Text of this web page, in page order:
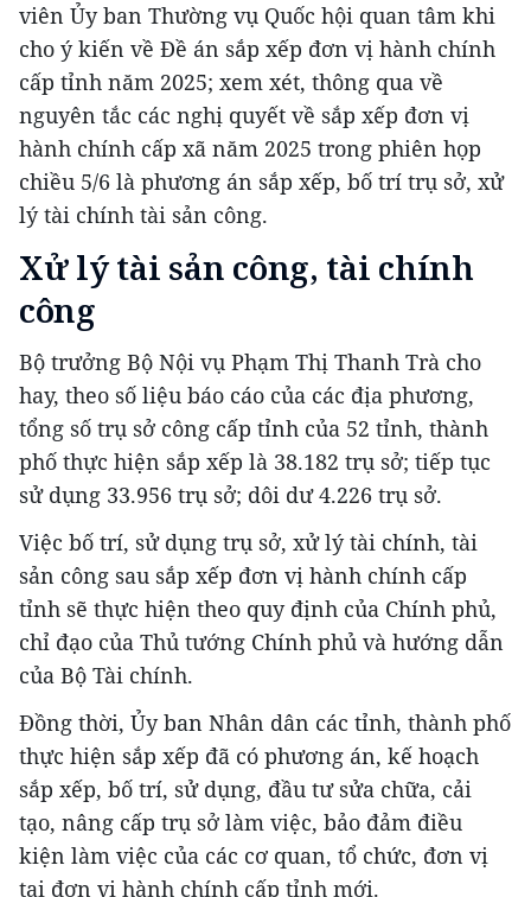
viên Ủy ban Thường vụ Quốc hội quan tâm khi
cho ý kiến về Đề án sắp xếp đơn vị hành chính
cấp tỉnh năm 2025; xem xét, thông qua về
nguyên tắc các nghị quyết về sắp xếp đơn vị
hành chính cấp xã năm 2025 trong phiên họp
chiều 5/6 là phương án sắp xếp, bố trí trụ sở, xử
lý tài chính tài sản công.
Xử lý tài sản công, tài chính
công
Bộ trưởng Bộ Nội vụ Phạm Thị Thanh Trà cho
hay, theo số liệu báo cáo của các địa phương,
tổng số trụ sở công cấp tỉnh của 52 tỉnh, thành
phố thực hiện sắp xếp là 38.182 trụ sở; tiếp tục
sử dụng 33.956 trụ sở; dôi dư 4.226 trụ sở.
Việc bố trí, sử dụng trụ sở, xử lý tài chính, tài
sản công sau sắp xếp đơn vị hành chính cấp
tỉnh sẽ thực hiện theo quy định của Chính phủ,
chỉ đạo của Thủ tướng Chính phủ và hướng dẫn
của Bộ Tài chính.
Đồng thời, Ủy ban Nhân dân các tỉnh, thành phố
thực hiện sắp xếp đã có phương án, kế hoạch
sắp xếp, bố trí, sử dụng, đầu tư sửa chữa, cải
tạo, nâng cấp trụ sở làm việc, bảo đảm điều
kiện làm việc của các cơ quan, tổ chức, đơn vị
tại đơn vị hành chính cấp tỉnh mới.